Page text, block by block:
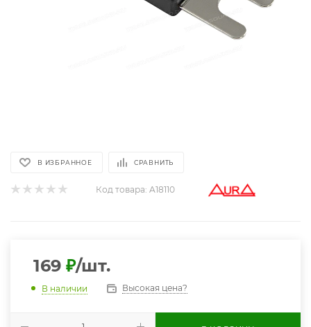
В ИЗБРАННОЕ СРАВНИТЬ
Код товара: A18110
169 ₽/шт.
В наличии Высокая цена?